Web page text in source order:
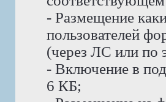
- Размещение
пользователей
(через ЛС или по
- Включение в
6 КБ;